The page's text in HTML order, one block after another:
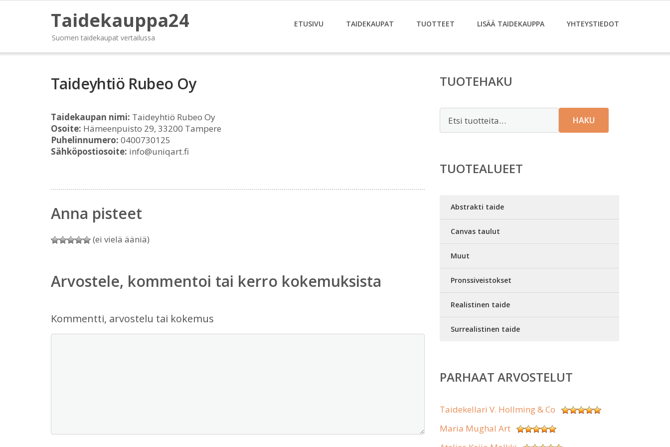
Taidekauppa24
Suomen taidekaupat vertailussa
ETUSIVU TAIDEKAUPAT TUOTTEET LISÄÄ TAIDEKAUPPA YHTEYSTIEDOT
Taideyhtiö Rubeo Oy
Taidekaupan nimi: Taideyhtiö Rubeo Oy
Osoite: Hämeenpuisto 29, 33200 Tampere
Puhelinnumero: 0400730125
Sähköpostiosoite: info@uniqart.fi
Anna pisteet
(ei vielä ääniä)
Arvostele, kommentoi tai kerro kokemuksista
Kommentti, arvostelu tai kokemus
TUOTEHAKU
HAKU
TUOTEALUEET
Abstrakti taide
Canvas taulut
Muut
Pronssiveistokset
Realistinen taide
Surrealistinen taide
PARHAAT ARVOSTELUT
Taidekellari V. Hollming & Co
Maria Mughal Art